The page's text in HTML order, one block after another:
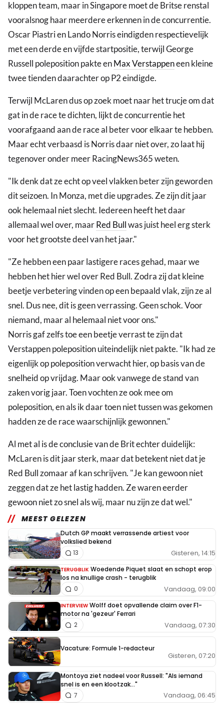
kloppen team, maar in Singapore moet de Britse renstal
vooralsnog haar meerdere erkennen in de concurrentie.
Oscar Piastri en Lando Norris eindigden respectievelijk
met een derde en vijfde startpositie, terwijl George
Russell poleposition pakte enMax Verstappeneen kleine
twee tienden daarachter op P2 eindigde.
Terwijl McLaren dus op zoek moet naar het trucje om dat
gat in de race te dichten, lijkt de concurrentie het
voorafgaand aan de race al beter voor elkaar te hebben.
Maar echt verbaasd is Norris daar niet over, zo laat hij
tegenover onder meer RacingNews365 weten.
"Ik denk dat ze echt op veel vlakken beter zijn geworden
dit seizoen. In Monza, met die upgrades. Ze zijn dit jaar
ook helemaal niet slecht. Iedereen heeft het daar
allemaal wel over, maarRed Bullwas juist heel erg sterk
voor het grootste deel van het jaar."
"Ze hebben een paar lastigere races gehad, maar we
hebben het hier wel over Red Bull. Zodra zij dat kleine
beetje verbetering vinden op een bepaald vlak, zijn ze al
snel. Dus nee, dit is geen verrassing. Geen schok. Voor
niemand, maar al helemaal niet voor ons."
Norris gaf zelfs toe een beetje verrast te zijn dat
Verstappen poleposition uiteindelijk niet pakte. "Ik had ze
eigenlijk op poleposition verwacht hier, op basis van de
snelheid op vrijdag. Maar ook vanwege de stand van
zaken vorig jaar. Toen vochten ze ook mee om
poleposition, en als ik daar toen niet tussen was gekomen
hadden ze de race waarschijnlijk gewonnen."
Al met al is de conclusie van de Brit echter duidelijk:
McLaren is dit jaar sterk, maar dat betekent niet dat je
Red Bull zomaar af kan schrijven. "Je kan gewoon niet
zeggen dat ze het lastig hadden. Ze waren eerder
gewoon niet zo snel als wij, maar nu zijn ze dat wel."
MEEST GELEZEN
Dutch GP maakt verrassende artiest voor
volkslied bekend
Gisteren, 14:15
13
TERUGBLIK Woedende Piquet slaat en schopt erop
los na knullige crash - terugblik
Vandaag, 09:00
0
INTERVIEW Wolff doet opvallende claim over F1-
motor na 'gezeur' Ferrari
Vandaag, 07:30
2
Vacature: Formule 1-redacteur
Gisteren, 07:20
Montoya ziet nadeel voor Russell: "Als iemand
snel is en een klootzak..."
Vandaag, 06:45
7